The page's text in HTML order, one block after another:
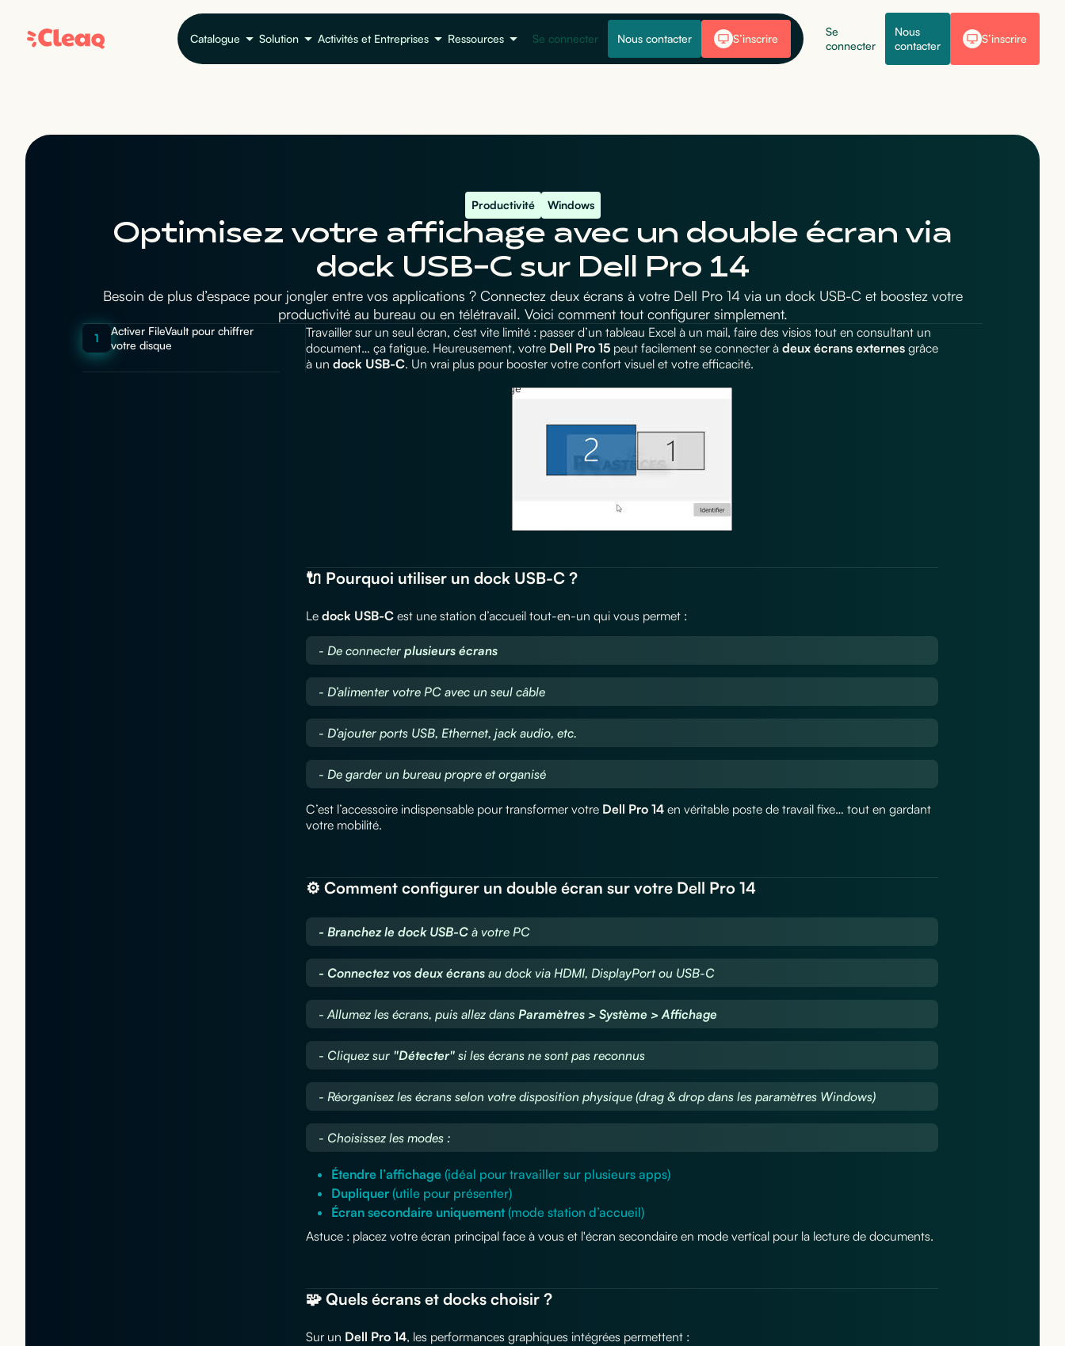
Catalogue Solution Activités et Entreprises Ressources Se connecter Nous contacter S’inscrire
Se
connecter
Nous
contacter
S’inscrire
Productivité Windows
Optimisez votre affichage avec un double écran via
dock USB-C sur Dell Pro 14
Besoin de plus d’espace pour jongler entre vos applications ? Connectez deux écrans à votre Dell Pro 14 via un dock USB-C et boostez votre
productivité au bureau ou en télétravail. Voici comment tout configurer simplement.
1
Activer FileVault pour chiffrer
votre disque
Travailler sur un seul écran, c’est vite limité : passer d’un tableau Excel à un mail, faire des visios tout en consultant un
document… ça fatigue. Heureusement, votre Dell Pro 15 peut facilement se connecter à deux écrans externes grâce
à un dock USB-C. Un vrai plus pour booster votre confort visuel et votre efficacité.
🔌 Pourquoi utiliser un dock USB-C ?
Le dock USB-C est une station d’accueil tout-en-un qui vous permet :
- De connecter plusieurs écrans
- D’alimenter votre PC avec un seul câble
- D’ajouter ports USB, Ethernet, jack audio, etc.
- De garder un bureau propre et organisé
C’est l’accessoire indispensable pour transformer votre Dell Pro 14 en véritable poste de travail fixe… tout en gardant
votre mobilité.
⚙️ Comment configurer un double écran sur votre Dell Pro 14
- Branchez le dock USB-C à votre PC
- Connectez vos deux écrans au dock via HDMI, DisplayPort ou USB-C
- Allumez les écrans, puis allez dans Paramètres > Système > Affichage
- Cliquez sur "Détecter" si les écrans ne sont pas reconnus
- Réorganisez les écrans selon votre disposition physique (drag & drop dans les paramètres Windows)
- Choisissez les modes :
Étendre l’affichage (idéal pour travailler sur plusieurs apps)
Dupliquer (utile pour présenter)
Écran secondaire uniquement(mode station d’accueil)
Astuce : placez votre écran principal face à vous et l'écran secondaire en mode vertical pour la lecture de documents.
🧩 Quels écrans et docks choisir ?
Sur un Dell Pro 14, les performances graphiques intégrées permettent :